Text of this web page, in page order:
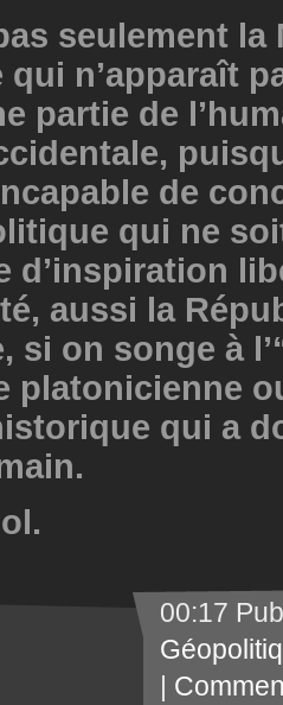
seulement la
n’apparaît
partie de
de
qui ne
d’inspiration
aussi la
si on songe à
platonicienne
qui a
00:17
|